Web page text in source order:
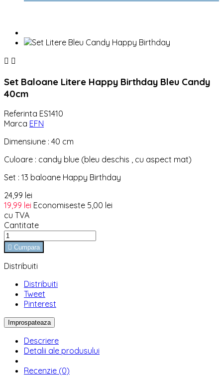
 
Set Baloane Litere Happy Birthday Bleu Candy
40cm
Referinta ES1410
Marca EFN
Dimensiune : 40 cm
Culoare : candy blue (bleu deschis , cu aspect mat)
Set : 13 baloane Happy Birthday
24,99 lei
19,99 lei Economiseste 5,00 lei
cu TVA
Cantitate
 Cumpara
Distribuiti
Distribuiti
Tweet
Pinterest
Descriere
Detalii ale produsului
Recenzie (0)